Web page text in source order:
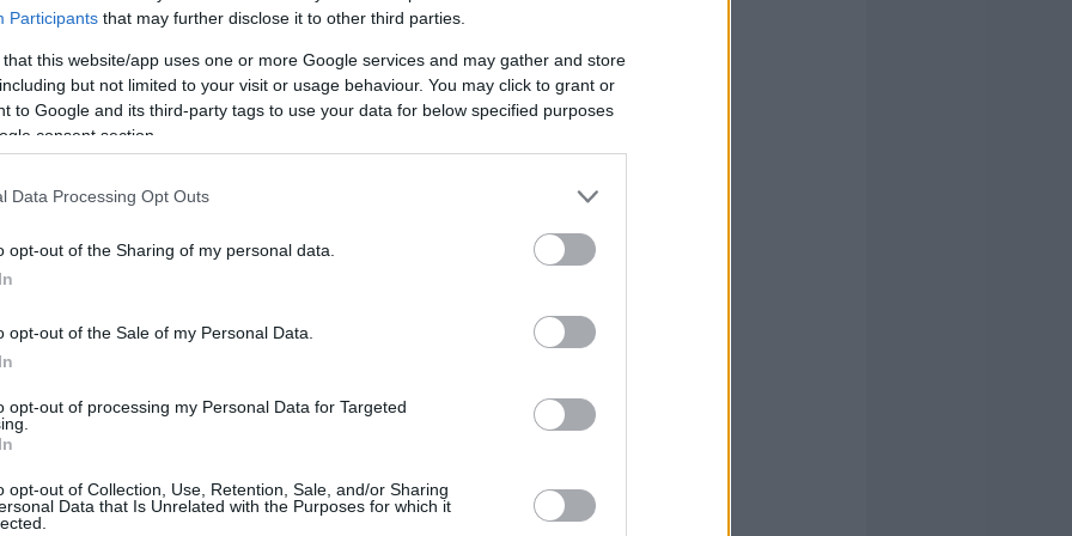
Participants that may further disclose it to other third parties.
that this website/app uses one or more Google services and may gather and store
but not limited to your visit or usage behaviour. You may click to grant or
to Google and its third-party tags to use your data for below specified purposes
consent section.
Data Processing Opt Outs
opt-out of the Sharing of my personal data.
opt-out of the Sale of my Personal Data.
opt-out of processing my Personal Data for Targeted
opt-out of Collection, Use, Retention, Sale, and/or Sharing
Data that Is Unrelated with the Purposes for which it
andOlympiacos: Donta Hall moves
three year contract.
@EurohoopsES
από το 2021
Ευρώπης από το 2021, όταν
24), για να ακολουθήσει το ταξίδι στη
και 1,1 κοψίματα σε 22 λεπτά την
(14η θέση) με 7,3 πόντους και 4,9
και με το
στην ACB (προημιτελική φάση) τον βρήκε
και 1,1 κοψίματα σε 21 λεπτά.